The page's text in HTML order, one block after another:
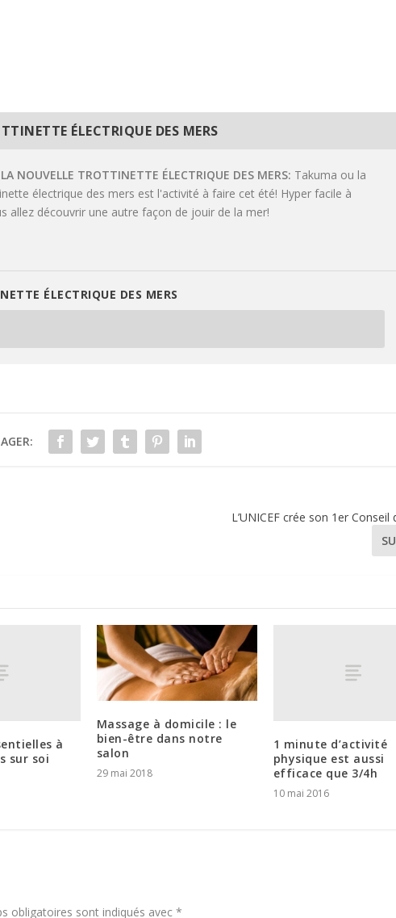
ÉLECTRIQUE DES MERS
NOUVELLE TROTTINETTE ÉLECTRIQUE DES MERS Takuma ou la
électrique des mers est l'activité à faire cet été! Hyper facile à
allez découvrir une autre façon de jouir de la mer!
ÉLECTRIQUE DES MERS
L’UNICEF crée son 1er Conseil
à
sur soi
Massage à domicile : le
bien-être dans notre
salon
29 mai 2018
1 minute d’activité
physique est aussi
efficace que 3/4h
10 mai 2016
obligatoires sont indiqués avec*